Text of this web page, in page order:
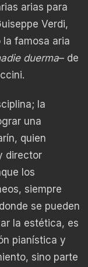
arias para
Verdi,
la famosa aria
duerma– de
la
una
quien
director
los
siempre
se pueden
la estética, es
pianística y
sino parte